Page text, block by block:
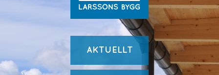
AKTUELLT